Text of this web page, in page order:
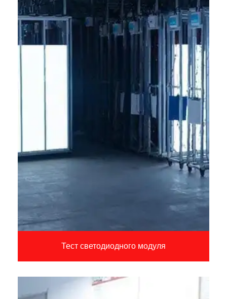
Тест светодиодного модуля